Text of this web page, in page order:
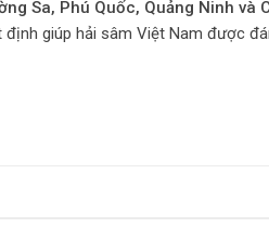
Sa, Phú Quốc, Quảng Ninh và
giúp hải sâm Việt Nam được